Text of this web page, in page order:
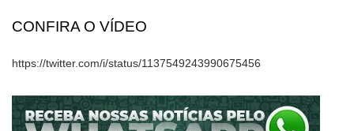
CONFIRA O VÍDEO
https://twitter.com/i/status/1137549243990675456